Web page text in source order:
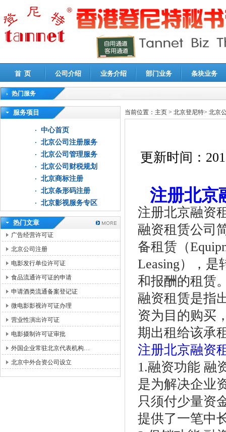
首 页 公司介绍 业务介绍 部门业务 条块业务
热门服务
高新技术企业认定审计|企业所得税汇算清缴申报鉴证
服务项目
中心首页
北京公司注册服务
北京公司管理服务
北京公司财税规划
北京商标注册
北京条形码注册
北京影视服务专区
热门文章
广告经营许可证
北京公司注册
电影发行单位许可证
食品流通许可证的申请
申请酒类流通备案登记证
微电影影视许可证办理
营业性演出许可证
电影摄制许可证审批
外国企业常驻北京代表机构…
北京中外合资公司设立
当前位置： 主页 > 北京登尼特> 北京
更新时间：
注册北京
注册北京融资
融资租赁公司
备租赁（
Leasing），
和报酬的租赁
融资租赁是指
资为目的购买
期出租给该承
注册北京融资
1.融资功能 融
是为解决企业
只须付少量资
提供了一笔中